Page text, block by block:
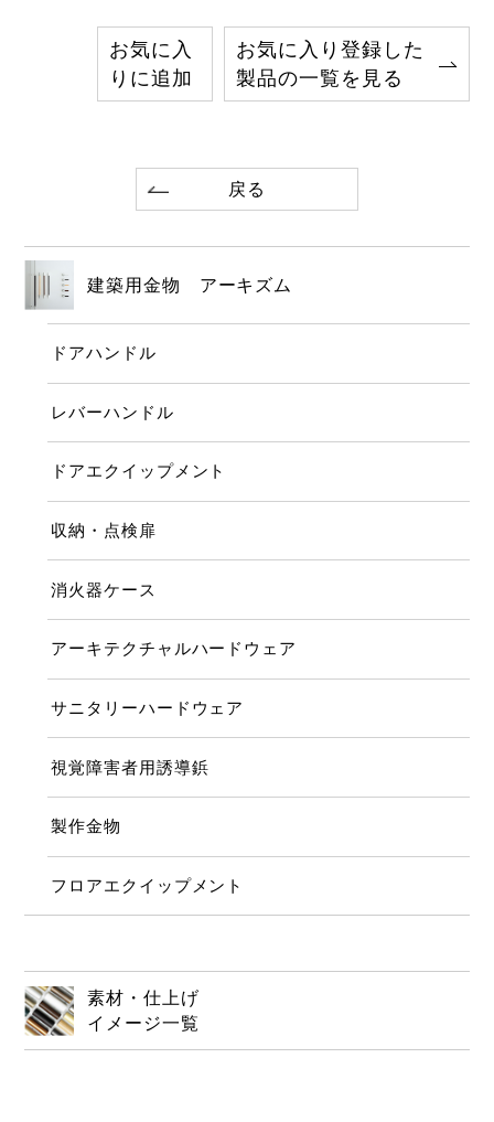
お気に入
りに追加
お気に入り登録した
製品の一覧を見る
戻る
建築用金物 アーキズム
ドアハンドル
レバーハンドル
ドアエクイップメント
収納・点検扉
消火器ケース
アーキテクチャルハードウェア
サニタリーハードウェア
視覚障害者用誘導鋲
製作金物
フロアエクイップメント
素材・仕上げ
イメージ一覧